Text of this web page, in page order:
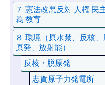
７ 憲法改悪反対 人権 民
義 教育
８ 環境（原水禁、反核、
原発、放射能）
反核・脱原発
志賀原子力発電所